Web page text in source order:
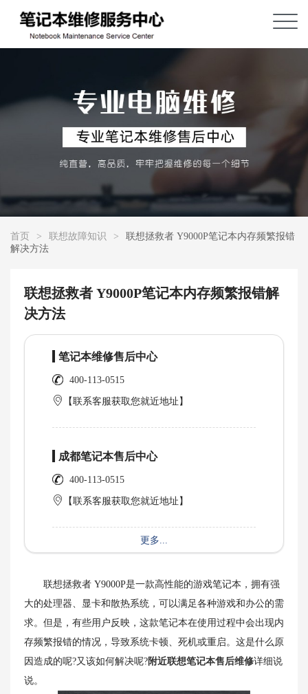
首页 > 联想故障知识 >
联想拯救者 Y9000P笔记本内存频繁报错
解决方法
联想拯救者 Y9000P笔记本内存频繁报错解
决方法
笔记本维修售后中心
400-113-0515
【联系客服获取您就近地址】
成都笔记本售后中心
400-113-0515
【联系客服获取您就近地址】
更多...
联想拯救者 Y9000P是一款高性能的游戏笔记本，拥有强
大的处理器、显卡和散热系统，可以满足各种游戏和办公的需
求。但是，有些用户反映，这款笔记本在使用过程中会出现内
存频繁报错的情况，导致系统卡顿、死机或重启。这是什么原
因造成的呢?又该如何解决呢?附近联想笔记本售后维修详细说
说。